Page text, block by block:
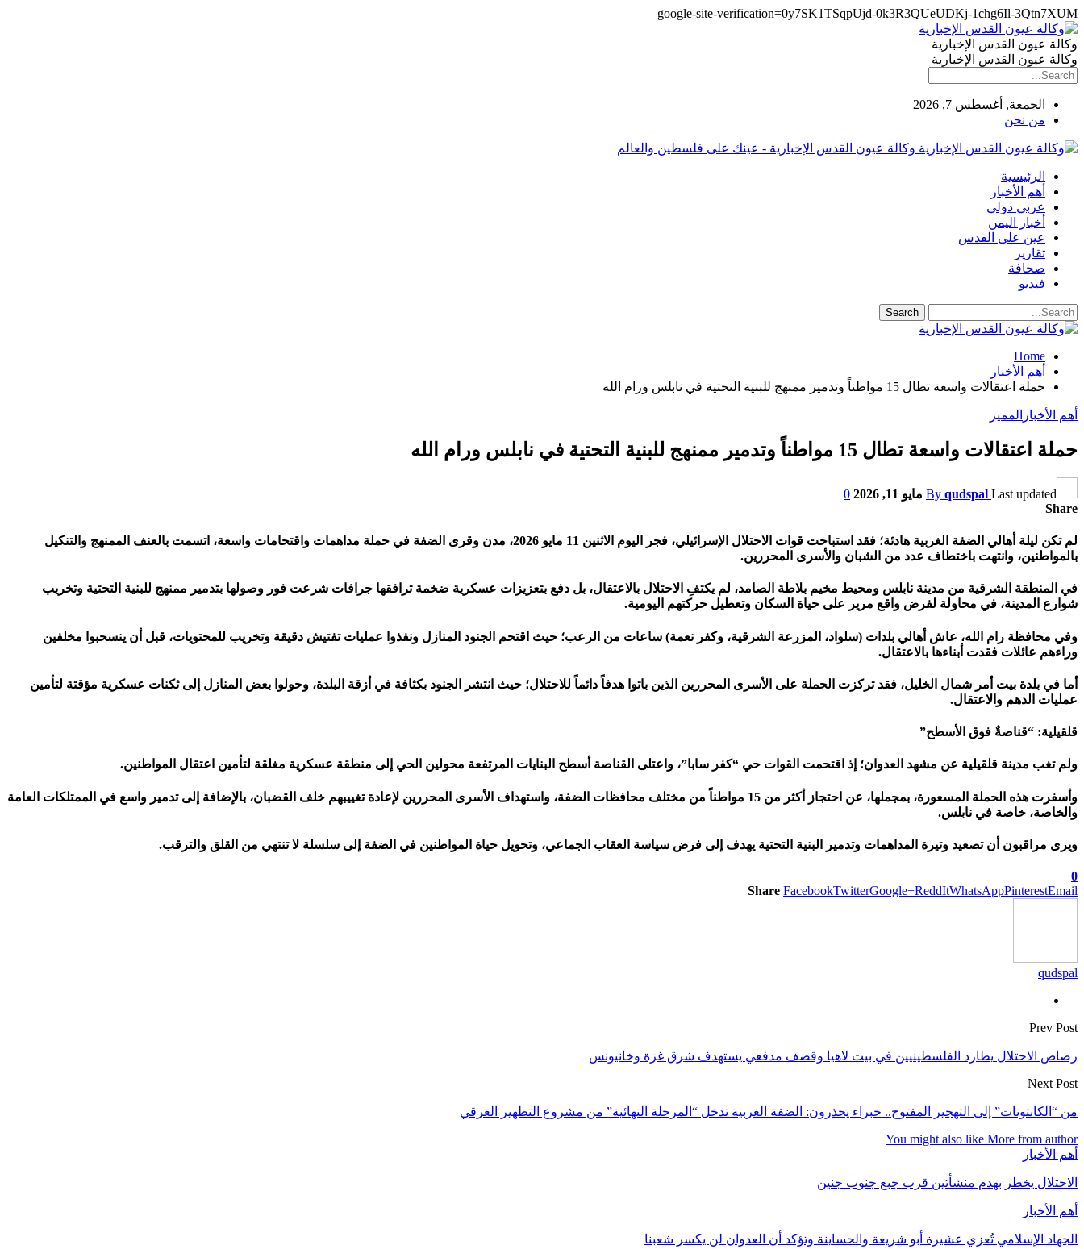
google-site-verification=0y7SK1TSqpUjd-0k3R3QUeUDKj-1chg6Il-3Qtn7XUM
وكالة عيون القدس الإخبارية
وكالة عيون القدس الإخبارية
الجمعة, أغسطس 7, 2026
من نحن
وكالة عيون القدس الإخبارية - عينك على فلسطين والعالم
الرئيسية
أهم الأخبار
عربي دولي
أخبار اليمن
عين على القدس
تقارير
صحافة
فيديو
Home
أهم الأخبار
حملة اعتقالات واسعة تطال 15 مواطناً وتدمير ممنهج للبنية التحتية في نابلس ورام الله
أهم الأخبار المميز
حملة اعتقالات واسعة تطال 15 مواطناً وتدمير ممنهج للبنية التحتية في نابلس ورام الله
By qudspal Last updated مايو 11, 2026
0
Share
لم تكن ليلة أهالي الضفة الغربية هادئة؛ فقد استباحت قوات الاحتلال الإسرائيلي، فجر اليوم الاثنين 11 مايو 2026، مدن وقرى الضفة في حملة مداهمات واقتحامات واسعة، اتسمت بالعنف الممنهج والتنكيل
بالمواطنين، وانتهت باختطاف عدد من الشبان والأسرى المحررين.
في المنطقة الشرقية من مدينة نابلس ومحيط مخيم بلاطة الصامد، لم يكتفِ الاحتلال بالاعتقال، بل دفع بتعزيزات عسكرية ضخمة ترافقها جرافات شرعت فور وصولها بتدمير ممنهج للبنية التحتية وتخريب
شوارع المدينة، في محاولة لفرض واقع مرير على حياة السكان وتعطيل حركتهم اليومية.
وفي محافظة رام الله، عاش أهالي بلدات (سلواد، المزرعة الشرقية، وكفر نعمة) ساعات من الرعب؛ حيث اقتحم الجنود المنازل ونفذوا عمليات تفتيش دقيقة وتخريب للمحتويات، قبل أن ينسحبوا مخلفين
وراءهم عائلات فقدت أبناءها بالاعتقال.
أما في بلدة بيت أمر شمال الخليل، فقد تركزت الحملة على الأسرى المحررين الذين باتوا هدفاً دائماً للاحتلال؛ حيث انتشر الجنود بكثافة في أزقة البلدة، وحولوا بعض المنازل إلى ثكنات عسكرية مؤقتة لتأمين
عمليات الدهم والاعتقال.
قلقيلية: “قناصةٌ فوق الأسطح”
ولم تغب مدينة قلقيلية عن مشهد العدوان؛ إذ اقتحمت القوات حي “كفر سابا”، واعتلى القناصة أسطح البنايات المرتفعة محولين الحي إلى منطقة عسكرية مغلقة لتأمين اعتقال المواطنين.
وأسفرت هذه الحملة المسعورة، بمجملها، عن احتجاز أكثر من 15 مواطناً من مختلف محافظات الضفة، واستهداف الأسرى المحررين لإعادة تغييبهم خلف القضبان، بالإضافة إلى تدمير واسع في الممتلكات العامة
والخاصة، خاصة في نابلس.
ويرى مراقبون أن تصعيد وتيرة المداهمات وتدمير البنية التحتية يهدف إلى فرض سياسة العقاب الجماعي، وتحويل حياة المواطنين في الضفة إلى سلسلة لا تنتهي من القلق والترقب.
0
Share FacebookTwitterGoogle+ReddItWhatsAppPinterestEmail
qudspal
Prev Post
رصاص الاحتلال يطارد الفلسطينيين في بيت لاهيا وقصف مدفعي يستهدف شرق غزة وخانيونس
Next Post
من “الكانتونات” إلى التهجير المفتوح.. خبراء يحذرون: الضفة الغربية تدخل “المرحلة النهائية” من مشروع التطهير العرقي
You might also like More from author
أهم الأخبار
الاحتلال يخطر بهدم منشأتين قرب جبع جنوب جنين
أهم الأخبار
الجهاد الإسلامي تُعزي عشيرة أبو شريعة والحساينة وتؤكد أن العدوان لن يكسر شعبنا